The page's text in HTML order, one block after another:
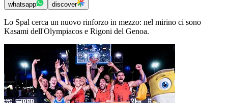
whatsapp discover
Lo Spal cerca un nuovo rinforzo in mezzo: nel mirino ci sono
Kasami dell'Olympiacos e Rigoni del Genoa.